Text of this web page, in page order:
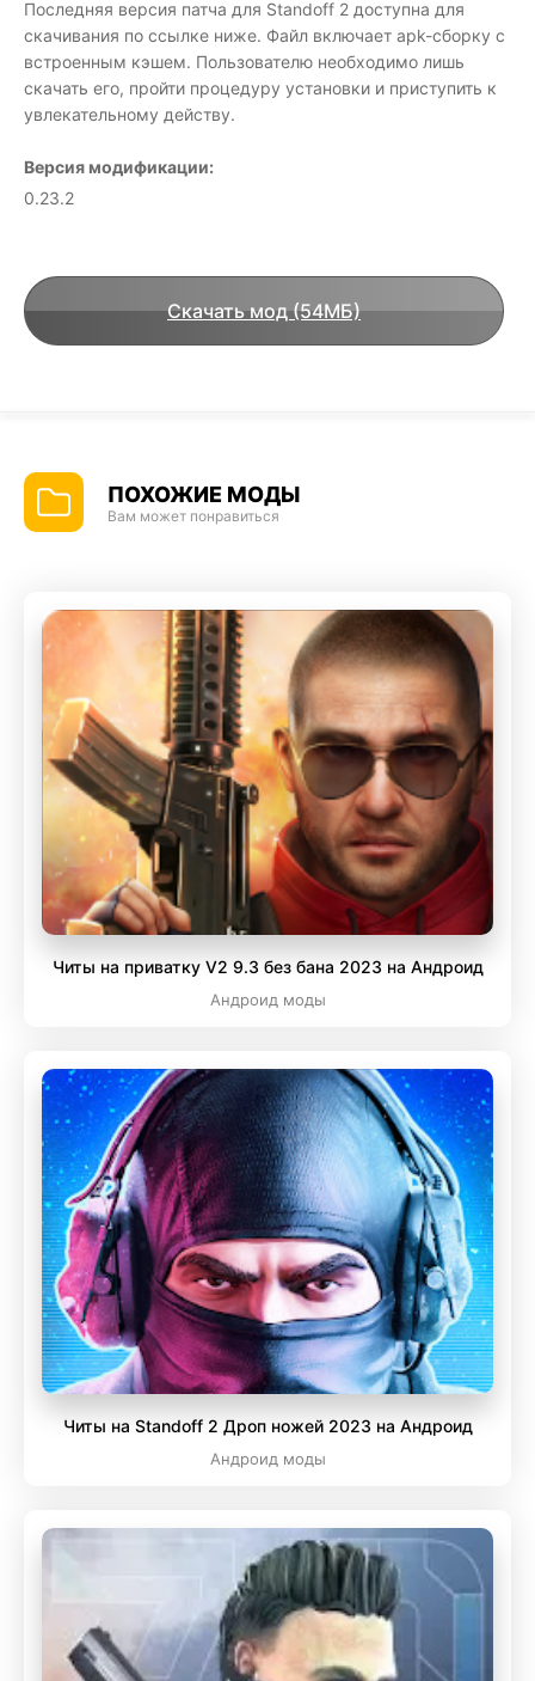
Последняя версия патча для Standoff 2 доступна для
скачивания по ссылке ниже. Файл включает apk-сборку с
встроенным кэшем. Пользователю необходимо лишь
скачать его, пройти процедуру установки и приступить к
увлекательному действу.
Версия модификации:
0.23.2
Скачать мод (54МБ)
ПОХОЖИЕ МОДЫ
Вам может понравиться
Читы на приватку V2 9.3 без бана 2023 на Андроид
Андроид моды
Читы на Standoff 2 Дроп ножей 2023 на Андроид
Андроид моды